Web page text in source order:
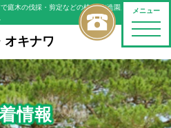
メニュー
toggle
庭木の伐採・剪定などの植木屋/造園屋をお探しな
オキナワ
情報